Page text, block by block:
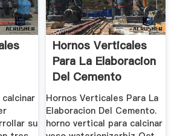
su
Hornos Verticales
Para La Elaboracion
Del Cemento
Hornos Verticales Para La
Elaboracion Del Cemento.
horno vertical para calcinar